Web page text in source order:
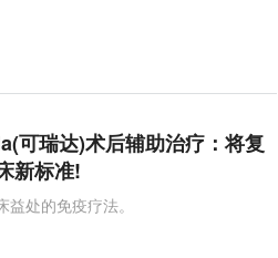
可瑞达)术后辅助治疗：将复
新标准!
益处的免疫疗法。